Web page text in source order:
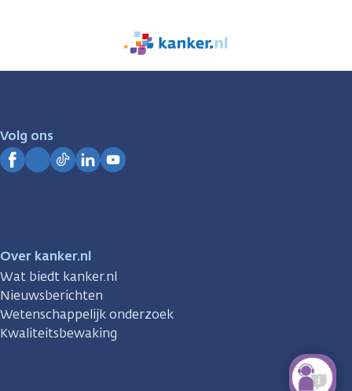
We
zijn
Volg ons
Over kanker.nl
Wat biedt kanker.nl
Nieuwsberichten
Wetenschappelijk onderzoek
Kwaliteitsbewaking